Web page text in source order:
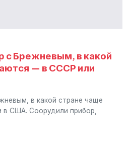
с Брежневым, в какой
— в СССР или
в какой стране чаще
США. Соорудили прибор,